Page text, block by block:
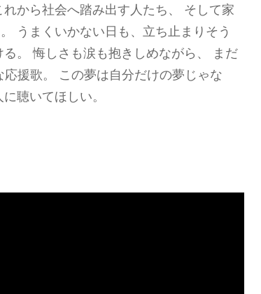
から社会へ踏み出す人たち、 そして家
うまくいかない日も、立ち止まりそう
。 悔しさも涙も抱きしめながら、 まだ
援歌。 この夢は自分だけの夢じゃな
聴いてほしい。